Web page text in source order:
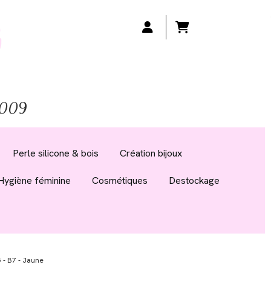
Perle silicone & bois Création bijoux
féminine Cosmétiques Destockage
- B7 - Jaune